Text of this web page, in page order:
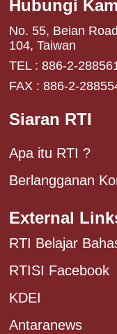
Hubungi
No. 55, Beian
104, Taiwan
TEL : 886-2-
FAX : 886-2-
Siaran RTI
Apa itu RTI ?
Berlangganan
External
RTI Belajar
RTISI Facebook
KDEI
Antaranews